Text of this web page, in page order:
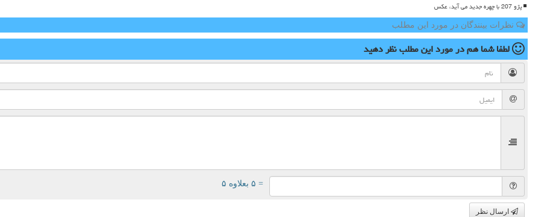
پژو 207 با چهره جدید می آید، عکس
نظرات بینندگان در مورد این مطلب
لطفا شما همدر مورد این مطلبنظر دهید
= ۵ بعلاوه ۵
ارسال نظر